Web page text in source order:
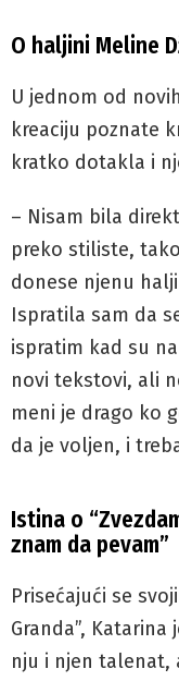
O haljini Meline
U jednom od
kreaciju poznate
kratko dotakla i
– Nisam bila
preko stiliste,
donese njenu
Ispratila sam da
ispratim kad su
novi tekstovi, ali
meni je drago ko
da je voljen, i
Istina o
znam da pevam”
Prisećajući se
Granda”,
nju i njen talenat,